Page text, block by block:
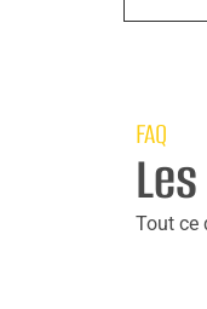
FAQ
Tout ce